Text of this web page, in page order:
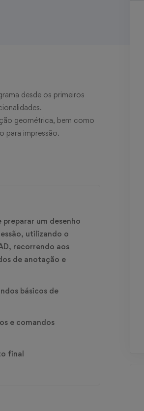
desde os primeiros
geométrica, bem como
para impressão.
um desenho
utilizando o
recorrendo aos
de anotação e
básicos de
e comandos
final